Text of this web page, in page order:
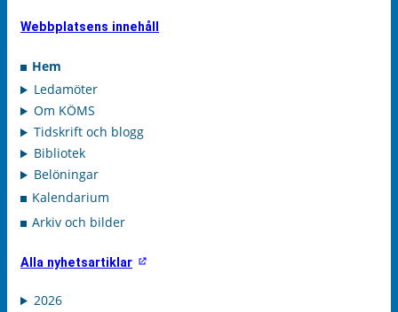
Webbplatsens innehåll
Hem
Ledamöter
Om KÖMS
Tidskrift och blogg
Bibliotek
Belöningar
Kalendarium
Arkiv och bilder
Alla nyhetsartiklar
2026